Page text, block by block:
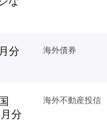
分
海外債券
分
海外不動産投信